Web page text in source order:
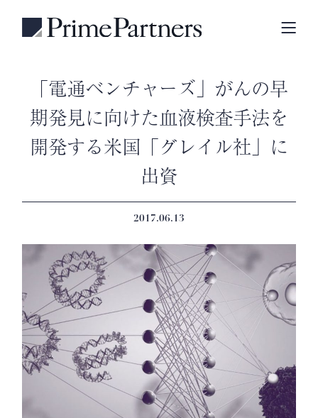
「電通ベンチャーズ」がんの早
期発見に向けた血液検査手法を
開発する米国「グレイル社」に
出資
2017.06.13